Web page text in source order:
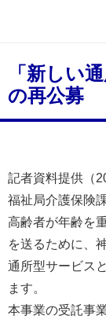
「新しい
の再公募
記者資料提供（
福祉局介護保険
高齢者が年齢を
を送るために、
通所型サービス
ます。
本事業の受託事